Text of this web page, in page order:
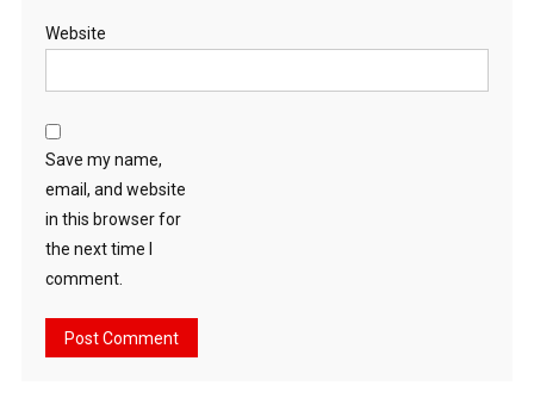
Website
Save my name,
email, and website
in this browser for
the next time I
comment.